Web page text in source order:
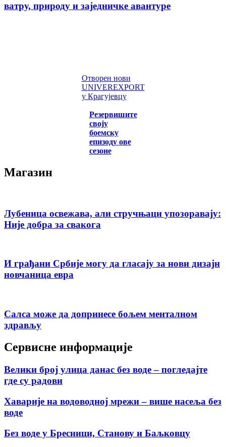
ватру, природу и заједничке авантуре
Отворен нови
UNIVEREXPORT
у Крагујевцу
Резервишите
своју
боемску
епизоду ове
сезоне
Магазин
Лубеница освежава, али стручњаци упозоравају:
Није добра за свакога
И грађани Србије могу да гласају за нови дизајн
новчаница евра
Салса може да допринесе бољем менталном
здрављу
Сервисне информације
Велики број улица данас без воде – погледајте
где су радови
Хаварије на водоводној мрежи – више насеља без
воде
Без воде у Бресници, Станову и Баљковцу